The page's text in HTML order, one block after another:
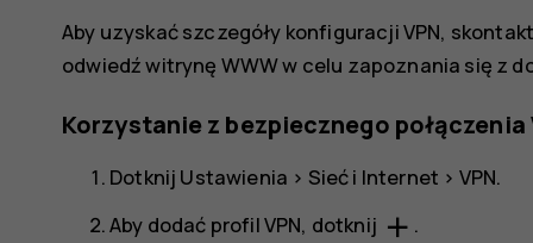
Aby uzyskać szczegóły konfiguracji VPN,
odwiedź witrynę WWW w celu zapoznania się z
Korzystanie z bezpiecznego połączenia
Dotknij Ustawienia > Sieć i Internet > VPN.
Aby dodać profil VPN, dotknij add .